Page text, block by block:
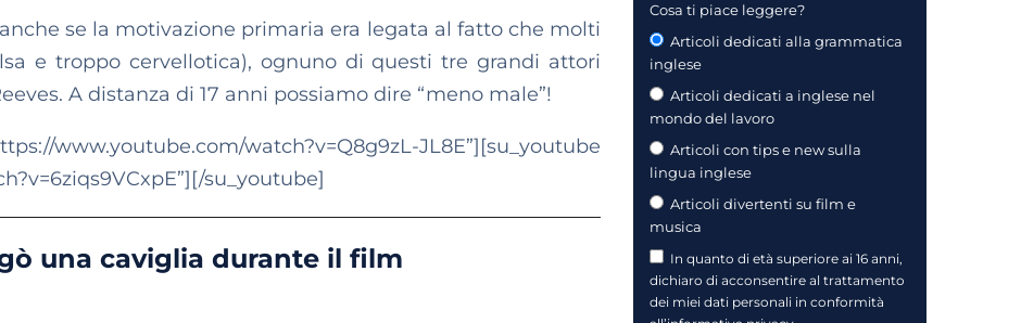
se la motivazione primaria era legata al fatto che molti
e troppo cervellotica), ognuno di questi tre grandi attori
A distanza di 17 anni possiamo dire “meno male”!
watch?v=Q8g9zL-JL8E”][su_youtube
su_youtube]
una caviglia durante il film
Cosa ti piace leggere?
Articoli dedicati alla grammatica
inglese
Articoli dedicati a inglese nel
mondo del lavoro
Articoli con tips e new sulla
lingua inglese
Articoli divertenti su film e
musica
In quanto di età superiore ai 16 anni,
dichiaro di acconsentire al trattamento
dei miei dati personali in conformità